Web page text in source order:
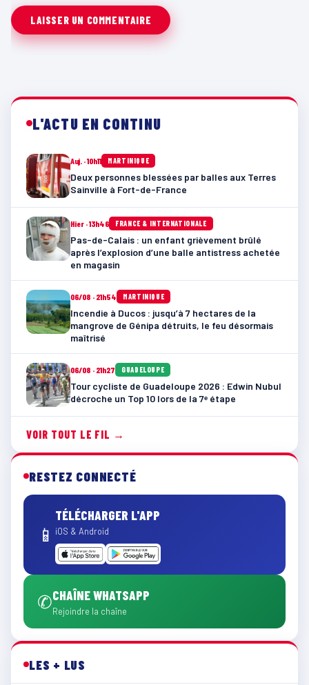
L'ACTU EN CONTINU
Auj. · 10h11 MARTINIQUE
Deux personnes blessées par balles aux Terres
Sainville à Fort-de-France
Hier · 13h46 FRANCE & INTERNATIONALE
Pas-de-Calais : un enfant grièvement brûlé
après l’explosion d’une balle antistress achetée
en magasin
06/08 · 21h54 MARTINIQUE
Incendie à Ducos : jusqu’à 7 hectares de la
mangrove de Génipa détruits, le feu désormais
maîtrisé
06/08 · 21h27 GUADELOUPE
Tour cycliste de Guadeloupe 2026 : Edwin Nubul
décroche un Top 10 lors de la 7ᵉ étape
VOIR TOUT LE FIL →
RESTEZ CONNECTÉ
📱
TÉLÉCHARGER L'APP
iOS & Android
✆CHAÎNE WHATSAPP
Rejoindre la chaîne
LES + LUS